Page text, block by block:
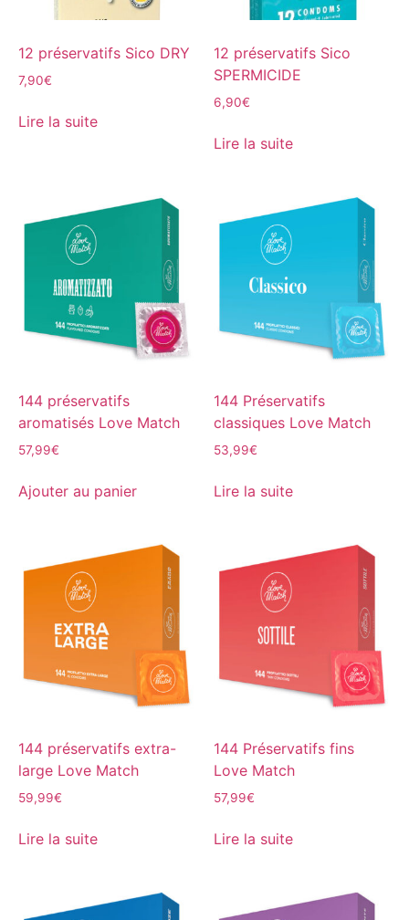
12 préservatifs Sico DRY
7,90€
Lire la suite
12 préservatifs Sico
SPERMICIDE
6,90€
Lire la suite
144 préservatifs
aromatisés Love Match
57,99€
Ajouter au panier
144 Préservatifs
classiques Love Match
53,99€
Lire la suite
144 préservatifs extra-
large Love Match
59,99€
Lire la suite
144 Préservatifs fins
Love Match
57,99€
Lire la suite